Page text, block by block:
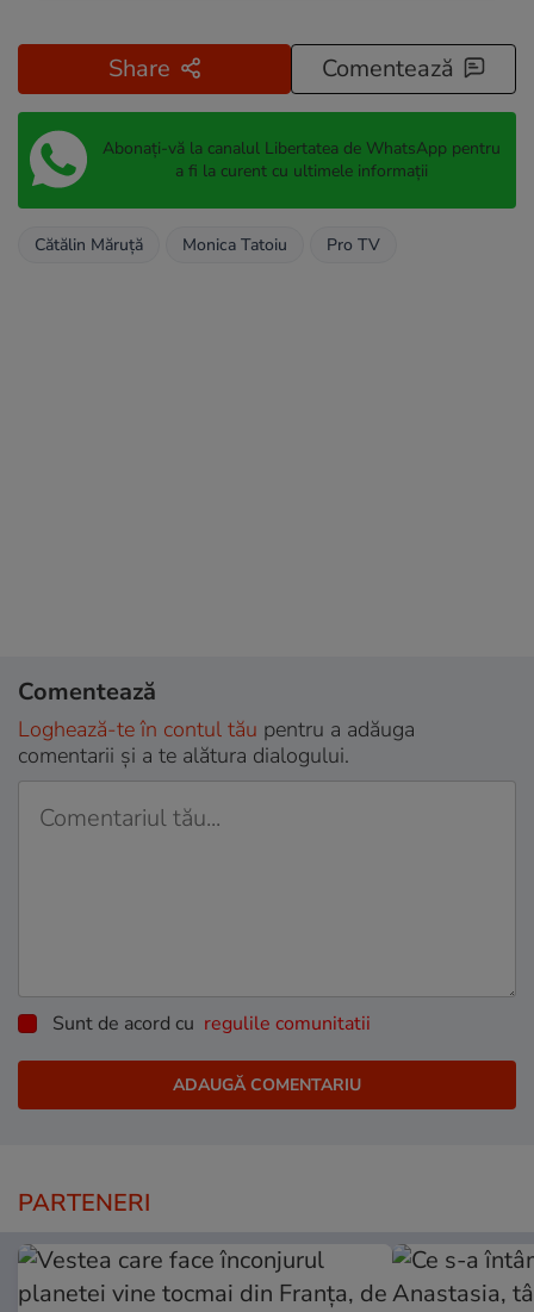
Share Comentează
Abonați-vă la canalul Libertatea de WhatsApp pentru
a fi la curent cu ultimele informații
Cătălin Măruță Monica Tatoiu Pro TV
Comentează
Loghează-te în contul tău pentru a adăuga
comentarii și a te alătura dialogului.
Sunt de acord cu regulile comunitatii
PARTENERI